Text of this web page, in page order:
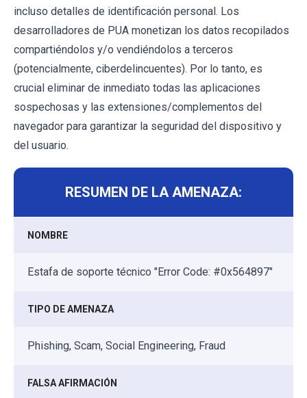
incluso detalles de identificación personal. Los
desarrolladores de PUA monetizan los datos recopilados
compartiéndolos y/o vendiéndolos a terceros
(potencialmente, ciberdelincuentes). Por lo tanto, es
crucial eliminar de inmediato todas las aplicaciones
sospechosas y las extensiones/complementos del
navegador para garantizar la seguridad del dispositivo y
del usuario.
RESUMEN DE LA AMENAZA:
NOMBRE
Estafa de soporte técnico "Error Code: #0x564897"
TIPO DE AMENAZA
Phishing, Scam, Social Engineering, Fraud
FALSA AFIRMACIÓN